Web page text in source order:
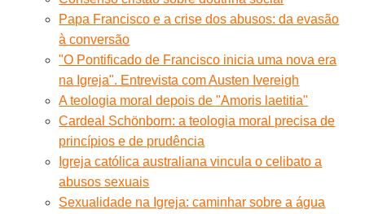
Papa Francisco e a crise dos abusos: da evasão
à conversão
"O Pontificado de Francisco inicia uma nova era
na Igreja". Entrevista com Austen Ivereigh
A teologia moral depois de "Amoris laetitia"
Cardeal Schönborn: a teologia moral precisa de
princípios e de prudência
Igreja católica australiana vincula o celibato a
abusos sexuais
Sexualidade na Igreja: caminhar sobre a água